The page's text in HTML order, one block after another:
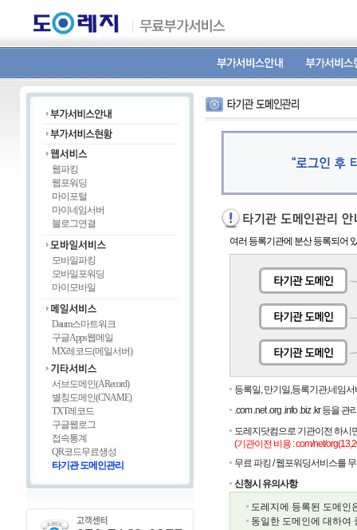
웹파킹
웹포워딩
마이포털
마이네임서버
블로그연결
모바일파킹
모바일포워딩
마이모바일
Daum스마트워크
구글Apps웹메일
MX레코드(메일서버)
서브도메인(ARecord)
별칭도메인(CNAME)
TXT레코드
구글웹로그
접속통계
QR코드무료생성
타기관 도메인관리
여러 등록기관에 분산 등록되어
등록일, 만기일,등록기관,네임
.com .net .org .info .biz .kr 등을
도레지닷컴으로 기관이전 하시
(기관이전 비용 : com/net/
무료 파킹 / 웹포워딩서비스를
신청시 유의사항
도레지에 등록된 도메인
동일한 도메인에 대하여